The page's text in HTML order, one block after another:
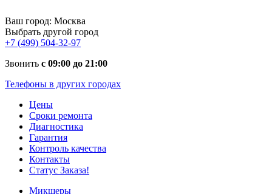
Ваш город: Москва
Выбрать другой город
+7 (499) 504-32-97
Звонить с 09:00 до 21:00
Телефоны в других городах
Цены
Сроки ремонта
Диагностика
Гарантия
Контроль качества
Контакты
Статус Заказа!
Микшеры